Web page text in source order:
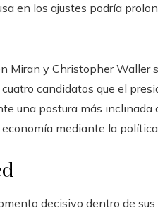
en los ajustes podría
Miran y Christopher Waller
candidatos que el
una postura más inclinada
mediante la
decisivo dentro de